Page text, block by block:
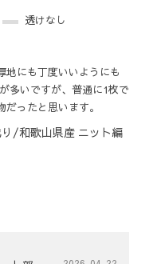
透けなし
地にも丁度いいようにも
多いですが、普通に1枚で
ったと思います。
/和歌山県産 ニット編